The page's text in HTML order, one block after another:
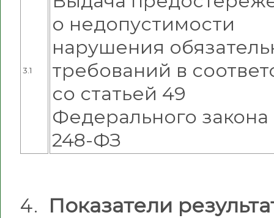
3.1
о недопустимости
нарушения
требований в
со статьей 49
Федерального
248-ФЗ
Показатели